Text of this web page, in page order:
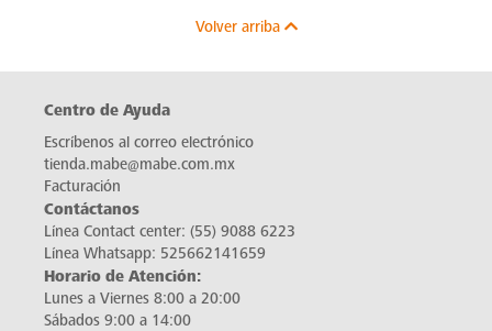
Volver arriba
Centro de Ayuda
Escríbenos al correo electrónico
tienda.mabe@mabe.com.mx
Facturación
Contáctanos
Línea Contact center: (55) 9088 6223
Línea Whatsapp: 525662141659
Horario de Atención:
Lunes a Viernes 8:00 a 20:00
Sábados 9:00 a 14:00